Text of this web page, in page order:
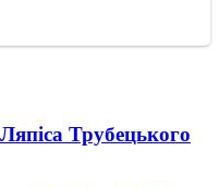
Трубецького